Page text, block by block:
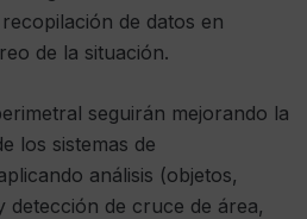
de datos en
de la situación.
seguirán mejorando la
los sistemas de
análisis (objetos,
detección de cruce de área,